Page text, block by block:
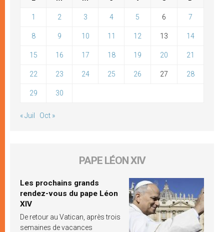
1 2 3 4 5 6 7
8 9 10 11 12 13 14
15 16 17 18 19 20 21
22 23 24 25 26 27 28
29 30
« Juil Oct »
PAPE LÉON XIV
Les prochains grands
rendez-vous du pape Léon
XIV
De retour au Vatican, après trois
semaines de vacances